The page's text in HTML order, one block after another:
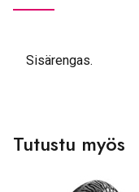
Sisärengas.
Tutustu myös